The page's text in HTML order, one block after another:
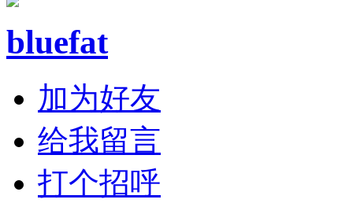
bluefat
加为好友
给我留言
打个招呼